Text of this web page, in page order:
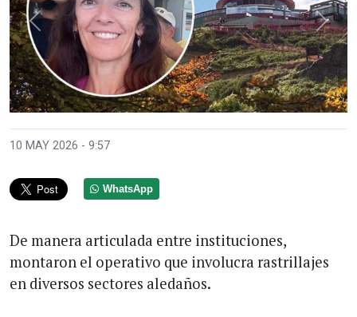
Anterior
10 MAY 2026 - 9:57
WhatsApp
De manera articulada entre instituciones,
montaron el operativo que involucra rastrillajes
en diversos sectores aledaños.